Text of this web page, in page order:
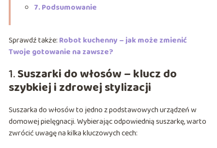
7. Podsumowanie
Sprawdź także: Robot kuchenny – jak może zmienić
Twoje gotowanie na zawsze?
1.Suszarki do włosów – klucz do
szybkiej i zdrowej stylizacji
Suszarka do włosów to jedno z podstawowych urządzeń w
domowej pielęgnacji. Wybierając odpowiednią suszarkę, warto
zwrócić uwagę na kilka kluczowych cech: